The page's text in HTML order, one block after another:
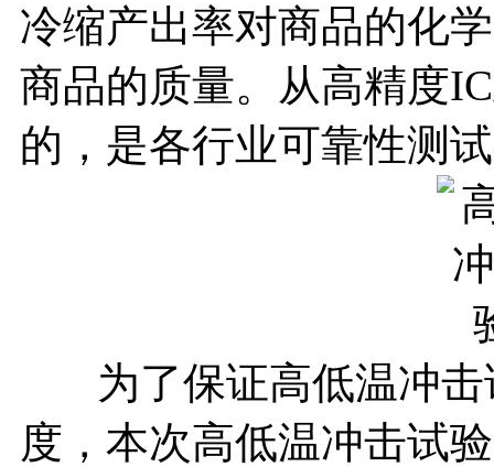
冷缩产出率对商品的化
商品的质量。从高精度
的，是各行业可靠性测
为了保证高低温冲击
度，本次高低温冲击试